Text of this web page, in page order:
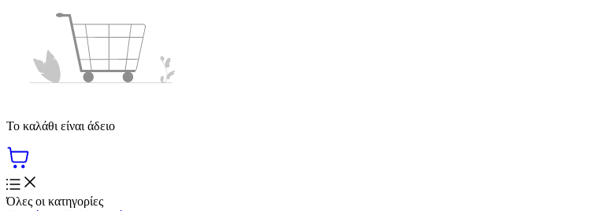
Το καλάθι είναι άδειο
Όλες οι κατηγορίες